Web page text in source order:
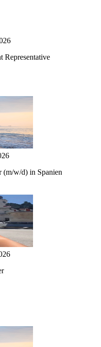
Representative
(m/w/d) in Spanien